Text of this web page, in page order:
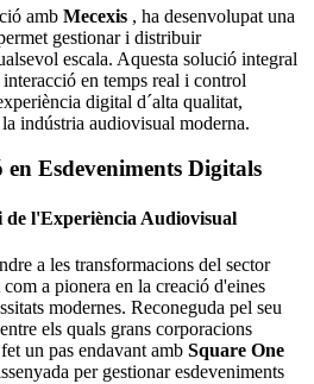
amb Mecexis , ha desenvolupat una
gestionar i distribuir
escala. Aquesta solució integral
en temps real i control
digital d´alta qualitat,
indústria audiovisual moderna.
Esdeveniments Digitals
l'Experiència Audiovisual
a les transformacions del sector
a pionera en la creació d'eines
modernes. Reconeguda pel seu
els quals grans corporacions
un pas endavant amb Square One
per gestionar esdeveniments